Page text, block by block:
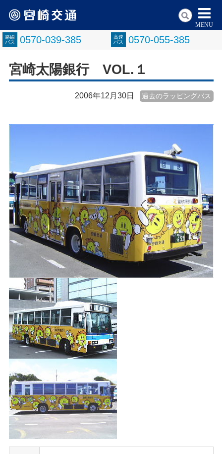
路線
バス
0570-039-385
高速
バス
0570-055-385
MENU
宮崎太陽銀行 VOL.１
2006年12月30日 過去のラッピングバス